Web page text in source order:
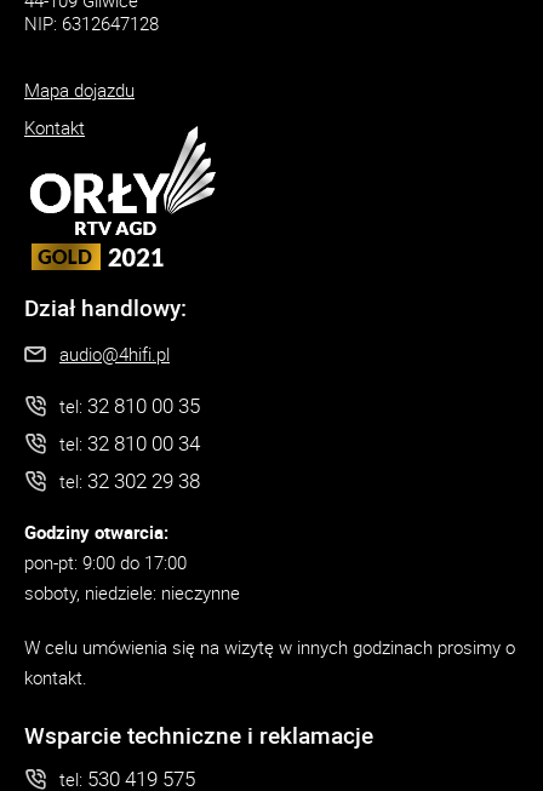
NIP: 6312647128
Mapa dojazdu
Kontakt
Dział handlowy:
audio@4hifi.pl
tel: 32 810 00 35
tel: 32 810 00 34
tel: 32 302 29 38
Godziny otwarcia:
pon-pt: 9:00 do 17:00
soboty, niedziele: nieczynne
W celu umówienia się na wizytę w innych godzinach prosimy o
kontakt.
Wsparcie techniczne i reklamacje
tel: 530 419 575